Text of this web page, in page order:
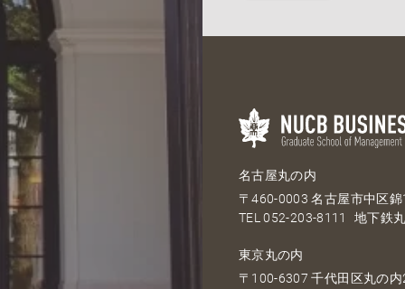
名古屋丸の内
〒460-0003 名古屋市中区
TEL052-203-8111 地下鉄
東京丸の内
〒100-6307 千代田区丸の